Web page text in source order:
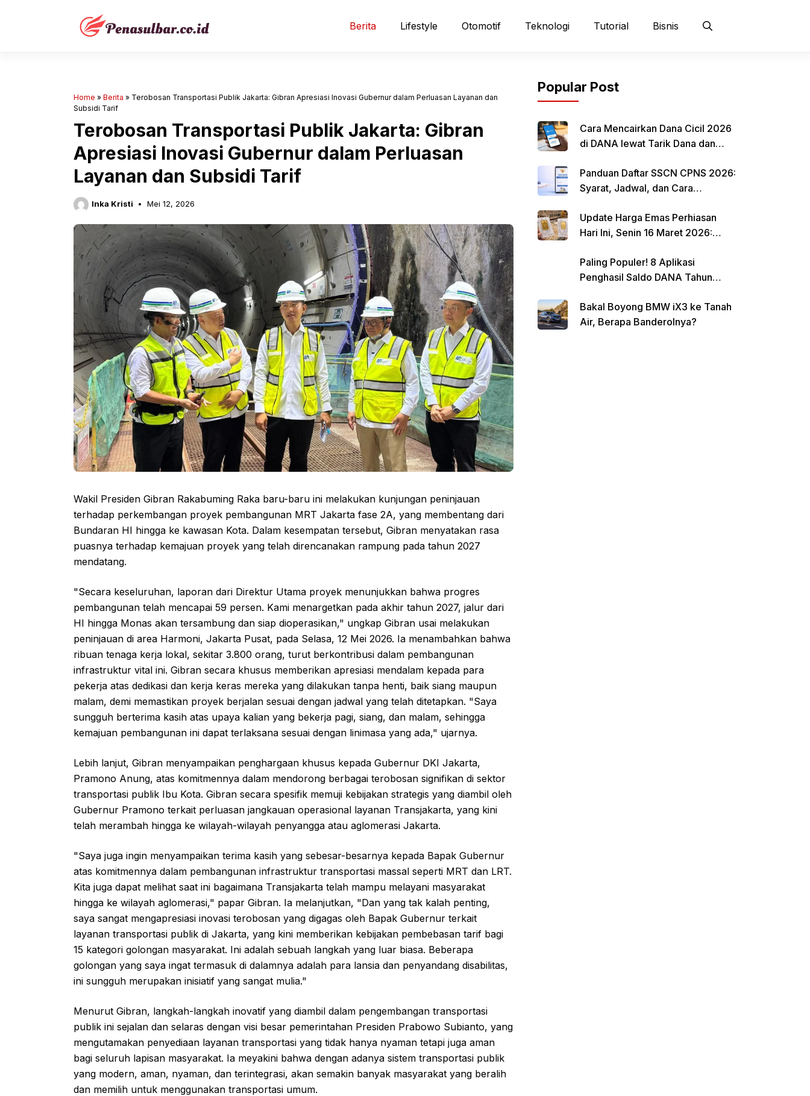
Berita Lifestyle Otomotif Teknologi Tutorial Bisnis
Home » Berita » Terobosan Transportasi Publik Jakarta: Gibran Apresiasi Inovasi Gubernur dalam Perluasan Layanan dan
Subsidi Tarif
Terobosan Transportasi Publik Jakarta: Gibran
Apresiasi Inovasi Gubernur dalam Perluasan
Layanan dan Subsidi Tarif
Inka Kristi Mei 12, 2026
Wakil Presiden Gibran Rakabuming Raka baru-baru ini melakukan kunjungan peninjauan
terhadap perkembangan proyek pembangunan MRT Jakarta fase 2A, yang membentang dari
Bundaran HI hingga ke kawasan Kota. Dalam kesempatan tersebut, Gibran menyatakan rasa
puasnya terhadap kemajuan proyek yang telah direncanakan rampung pada tahun 2027
mendatang.
"Secara keseluruhan, laporan dari Direktur Utama proyek menunjukkan bahwa progres
pembangunan telah mencapai 59 persen. Kami menargetkan pada akhir tahun 2027, jalur dari
HI hingga Monas akan tersambung dan siap dioperasikan," ungkap Gibran usai melakukan
peninjauan di area Harmoni, Jakarta Pusat, pada Selasa, 12 Mei 2026. Ia menambahkan bahwa
ribuan tenaga kerja lokal, sekitar 3.800 orang, turut berkontribusi dalam pembangunan
infrastruktur vital ini. Gibran secara khusus memberikan apresiasi mendalam kepada para
pekerja atas dedikasi dan kerja keras mereka yang dilakukan tanpa henti, baik siang maupun
malam, demi memastikan proyek berjalan sesuai dengan jadwal yang telah ditetapkan. "Saya
sungguh berterima kasih atas upaya kalian yang bekerja pagi, siang, dan malam, sehingga
kemajuan pembangunan ini dapat terlaksana sesuai dengan linimasa yang ada," ujarnya.
Lebih lanjut, Gibran menyampaikan penghargaan khusus kepada Gubernur DKI Jakarta,
Pramono Anung, atas komitmennya dalam mendorong berbagai terobosan signifikan di sektor
transportasi publik Ibu Kota. Gibran secara spesifik memuji kebijakan strategis yang diambil oleh
Gubernur Pramono terkait perluasan jangkauan operasional layanan Transjakarta, yang kini
telah merambah hingga ke wilayah-wilayah penyangga atau aglomerasi Jakarta.
"Saya juga ingin menyampaikan terima kasih yang sebesar-besarnya kepada Bapak Gubernur
atas komitmennya dalam pembangunan infrastruktur transportasi massal seperti MRT dan LRT.
Kita juga dapat melihat saat ini bagaimana Transjakarta telah mampu melayani masyarakat
hingga ke wilayah aglomerasi," papar Gibran. Ia melanjutkan, "Dan yang tak kalah penting,
saya sangat mengapresiasi inovasi terobosan yang digagas oleh Bapak Gubernur terkait
layanan transportasi publik di Jakarta, yang kini memberikan kebijakan pembebasan tarif bagi
15 kategori golongan masyarakat. Ini adalah sebuah langkah yang luar biasa. Beberapa
golongan yang saya ingat termasuk di dalamnya adalah para lansia dan penyandang disabilitas,
ini sungguh merupakan inisiatif yang sangat mulia."
Menurut Gibran, langkah-langkah inovatif yang diambil dalam pengembangan transportasi
publik ini sejalan dan selaras dengan visi besar pemerintahan Presiden Prabowo Subianto, yang
mengutamakan penyediaan layanan transportasi yang tidak hanya nyaman tetapi juga aman
bagi seluruh lapisan masyarakat. Ia meyakini bahwa dengan adanya sistem transportasi publik
yang modern, aman, nyaman, dan terintegrasi, akan semakin banyak masyarakat yang beralih
dan memilih untuk menggunakan transportasi umum.
Popular Post
Cara Mencairkan Dana Cicil 2026
di DANA lewat Tarik Dana dan
Panduan Daftar SSCN CPNS 2026:
Syarat, Jadwal, dan Cara
Update Harga Emas Perhiasan
Hari Ini, Senin 16 Maret 2026:
Paling Populer! 8 Aplikasi
Penghasil Saldo DANA Tahun
Bakal Boyong BMW iX3 ke Tanah
Air, Berapa Banderolnya?